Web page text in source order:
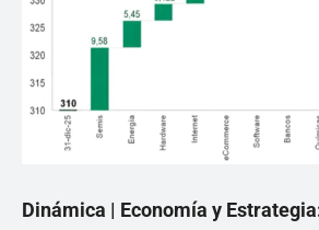
Dinámica | Economía y